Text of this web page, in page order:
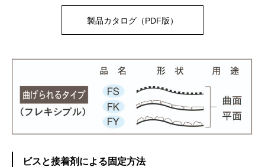
製品カタログ（PDF版）
ビスと接着剤による固定方法